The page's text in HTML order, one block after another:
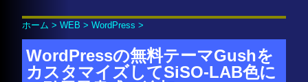
ホーム >WEB >WordPress >
WordPressの無料テーマGushを
カスタマイズしてSiSO-LAB色に